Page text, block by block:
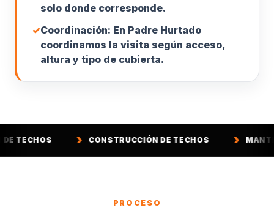
solo donde corresponde.
✓Coordinación: En Padre Hurtado
coordinamos la visita según acceso,
altura y tipo de cubierta.
CONSTRUCCIÓN DE TECHOS MANTENCIÓN DE
PROCESO